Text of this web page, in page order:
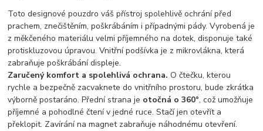
Toto designové pouzdro váš přístroj spolehlivě ochrání před
prachem, znečištěním, poškrábáním i případnými pády. Vyrobená je
z měkčeného materiálu velmi příjemného na dotek, disponuje také
protiskluzovou úpravou. Vnitřní podšívka je z mikrovlákna, která
zabraňuje poškrábání displeje.
Zaručený komfort a spolehlivá ochrana.O čtečku, kterou
rychle a bezpečně zacvaknete do vnitřního prostoru, bude zkrátka
výborně postaráno. Přední strana je otočná o 360°, což umožňuje
příjemné a pohodlné čtení v jedné ruce. Stačí jen otevřít a
překlopit. Zavírání na magnet zabraňuje náhodnému otevření.